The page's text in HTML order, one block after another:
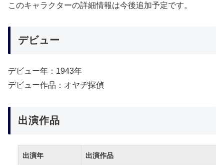
このキャラクターの詳細情報は今後追加予定です。
デビュー
デビュー年：1943年
デビュー作品：オヤヂ探偵
出演作品
出演年 出演作品